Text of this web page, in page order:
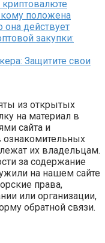
криптовалюте
положена
она действует
закупки:
Защитите свои
из открытых
на материал в
сайта и
ознакомительных
их владельцам.
за содержание
на нашем сайте
права,
или организации,
обратной связи.